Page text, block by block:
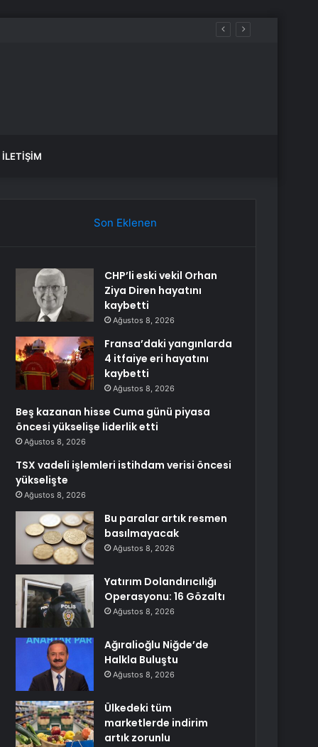
İLETIŞIM
Son Eklenen
CHP’li eski vekil Orhan
Ziya Diren hayatını
kaybetti
Ağustos 8, 2026
Fransa’daki yangınlarda
4 itfaiye eri hayatını
kaybetti
Ağustos 8, 2026
Beş kazanan hisse Cuma günü piyasa
öncesi yükselişe liderlik etti
Ağustos 8, 2026
TSX vadeli işlemleri istihdam verisi öncesi
yükselişte
Ağustos 8, 2026
Bu paralar artık resmen
basılmayacak
Ağustos 8, 2026
Yatırım Dolandırıcılığı
Operasyonu: 16 Gözaltı
Ağustos 8, 2026
Ağıralioğlu Niğde’de
Halkla Buluştu
Ağustos 8, 2026
Ülkedeki tüm
marketlerde indirim
artık zorunlu